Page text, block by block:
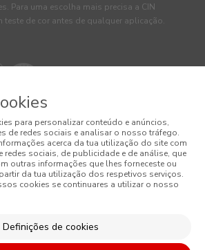
Para uma escolha mais precisa a CIN
teste de cor antes de qualquer aplicação.
© 2026 CIN, S.A.
para personalizar conteúdo e anúncios,
de redes sociais e analisar o nosso tráfego.
acerca da tua utilização do site com
sociais, de publicidade e de análise, que
outras informações que lhes forneceste ou
da tua utilização dos respetivos serviços.
cookies se continuares a utilizar o nosso
Definições de cookies